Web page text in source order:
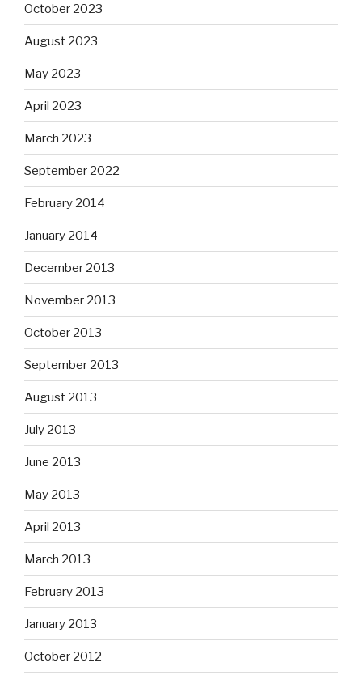
October 2023
August 2023
May 2023
April 2023
March 2023
September 2022
February 2014
January 2014
December 2013
November 2013
October 2013
September 2013
August 2013
July 2013
June 2013
May 2013
April 2013
March 2013
February 2013
January 2013
October 2012